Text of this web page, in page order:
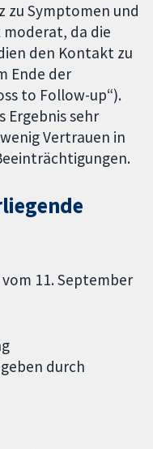
zu Symptomen und
da die
den Kontakt zu
Ende der
to Follow-up“).
Ergebnis sehr
Vertrauen in
11. September
durch